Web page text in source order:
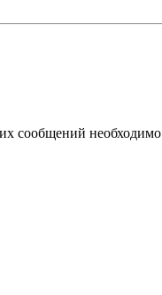
сообщений необходимо